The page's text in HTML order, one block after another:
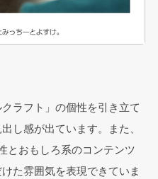
ラフト」の個性を引き立て
し感が出ています。また、
とおもしろ系のコンテンツ
た雰囲気を表現できていま